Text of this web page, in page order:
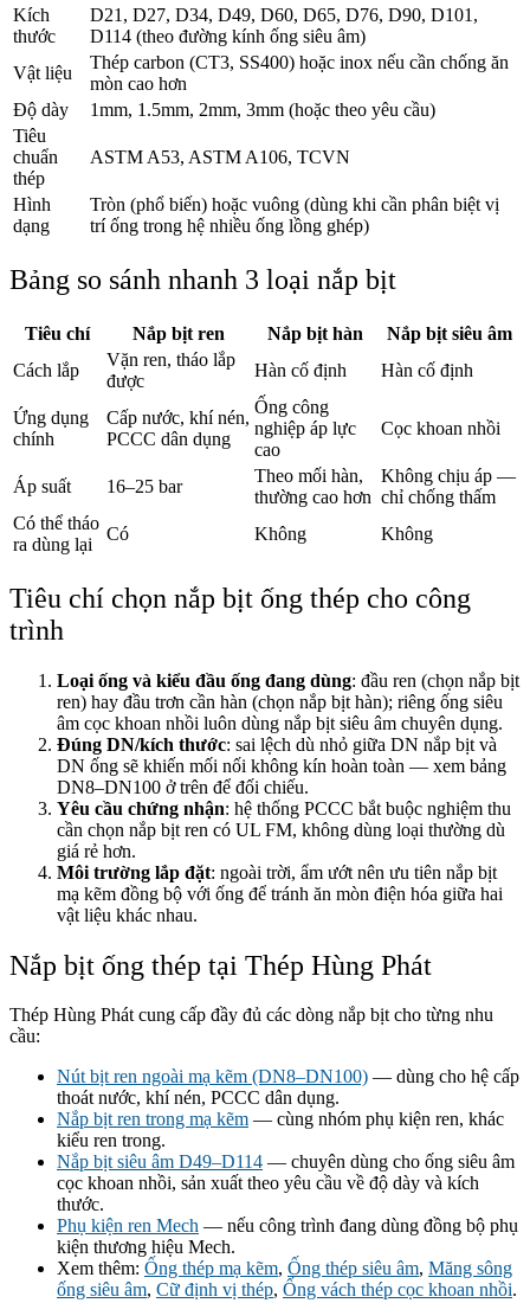
Kích
thước
D21, D27, D34, D49, D60, D65, D76, D90, D101,
D114 (theo đường kính ống siêu âm)
Vật liệu
Thép carbon (CT3, SS400) hoặc inox nếu cần chống ăn
mòn cao hơn
Độ dày
1mm, 1.5mm, 2mm, 3mm (hoặc theo yêu cầu)
Tiêu
chuẩn
thép
ASTM A53, ASTM A106, TCVN
Hình
dạng
Tròn (phổ biến) hoặc vuông (dùng khi cần phân biệt vị
trí ống trong hệ nhiều ống lồng ghép)
Bảng so sánh nhanh 3 loại nắp bịt
Tiêu chí Nắp bịt ren Nắp bịt hàn
Nắp bịt siêu âm
Cách lắp
Vặn ren, tháo lắp
được
Hàn cố định Hàn cố định
Ứng dụng
chính
Cấp nước, khí nén,
PCCC dân dụng
Ống công
nghiệp áp lực
cao
Cọc khoan nhồi
Áp suất 16–25 bar
Theo mối hàn,
thường cao hơn
Không chịu áp —
chỉ chống thấm
Có thể tháo
ra dùng lại
Có Không Không
Tiêu chí chọn nắp bịt ống thép cho công
trình
Loại ống và kiểu đầu ống đang dùng: đầu ren (chọn nắp bịt
ren) hay đầu trơn cần hàn (chọn nắp bịt hàn); riêng ống siêu
âm cọc khoan nhồi luôn dùng nắp bịt siêu âm chuyên dụng.
Đúng DN/kích thước: sai lệch dù nhỏ giữa DN nắp bịt và
DN ống sẽ khiến mối nối không kín hoàn toàn — xem bảng
DN8–DN100 ở trên để đối chiếu.
Yêu cầu chứng nhận: hệ thống PCCC bắt buộc nghiệm thu
cần chọn nắp bịt ren có UL FM, không dùng loại thường dù
giá rẻ hơn.
Môi trường lắp đặt: ngoài trời, ẩm ướt nên ưu tiên nắp bịt
mạ kẽm đồng bộ với ống để tránh ăn mòn điện hóa giữa hai
vật liệu khác nhau.
Nắp bịt ống thép tại Thép Hùng Phát
Thép Hùng Phát cung cấp đầy đủ các dòng nắp bịt cho từng nhu
cầu:
Nút bịt ren ngoài mạ kẽm (DN8–DN100) — dùng cho hệ cấp
thoát nước, khí nén, PCCC dân dụng.
Nắp bịt ren trong mạ kẽm — cùng nhóm phụ kiện ren, khác
kiểu ren trong.
Nắp bịt siêu âm D49–D114 — chuyên dùng cho ống siêu âm
cọc khoan nhồi, sản xuất theo yêu cầu về độ dày và kích
thước.
Phụ kiện ren Mech — nếu công trình đang dùng đồng bộ phụ
kiện thương hiệu Mech.
Xem thêm: Ống thép mạ kẽm, Ống thép siêu âm, Măng sông
ống siêu âm, Cữ định vị thép, Ống vách thép cọc khoan nhồi.